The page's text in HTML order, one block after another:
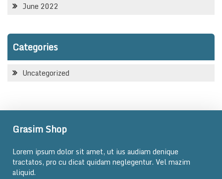
June 2022
Categories
Uncategorized
Grasim Shop
Lorem ipsum dolor sit amet, ut ius audiam denique
tractatos, pro cu dicat quidam neglegentur. Vel mazim
aliquid.